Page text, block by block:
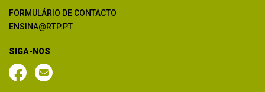
FORMULÁRIO DE CONTACTO
ENSINA@RTP.PT
SIGA-NOS